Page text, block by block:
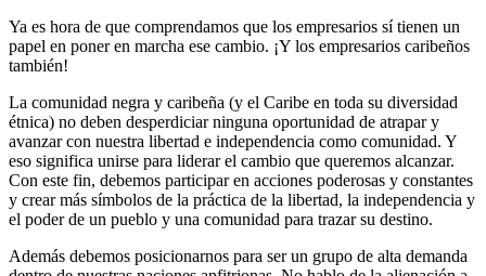
Ya es hora de que comprendamos que los empresarios sí tienen un
papel en poner en marcha ese cambio. ¡Y los empresarios caribeños
también!
La comunidad negra y caribeña (y el Caribe en toda su diversidad
étnica) no deben desperdiciar ninguna oportunidad de atrapar y
avanzar con nuestra libertad e independencia como comunidad. Y
eso significa unirse para liderar el cambio que queremos alcanzar.
Con este fin, debemos participar en acciones poderosas y constantes
y crear más símbolos de la práctica de la libertad, la independencia y
el poder de un pueblo y una comunidad para trazar su destino.
Además debemos posicionarnos para ser un grupo de alta demanda